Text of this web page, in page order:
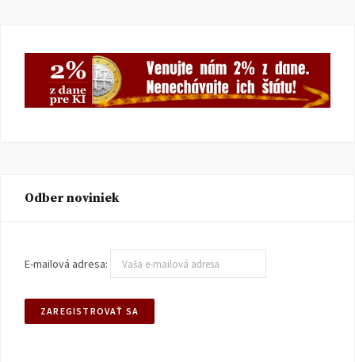
Odber noviniek
E-mailová adresa: